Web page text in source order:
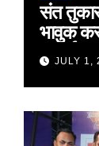
संत
भावुक
जुलाई
JULY 1,